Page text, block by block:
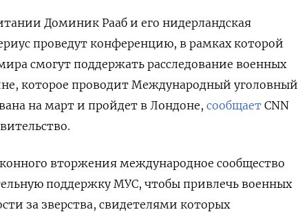
Доминик Рааб и его нидерландская
проведут конференцию, в рамках которой
смогут поддержать расследование военных
которое проводит Международный уголовный
на март и пройдет в Лондоне, сообщает CNN
вторжения международное сообщество
поддержку МУС, чтобы привлечь военных
за зверства, свидетелями которых